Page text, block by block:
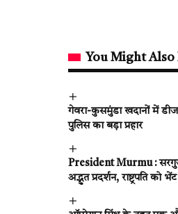
You Might Also
गेवरा-कुसमुंडा खदानों में
पुलिस का बड़ा प्रहार
President Murmu :
अद्भुत प्रदर्शन, राष्ट्रपति को भेंट